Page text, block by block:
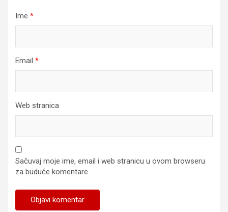
Ime *
Email *
Web stranica
Sačuvaj moje ime, email i web stranicu u ovom browseru
za buduće komentare.